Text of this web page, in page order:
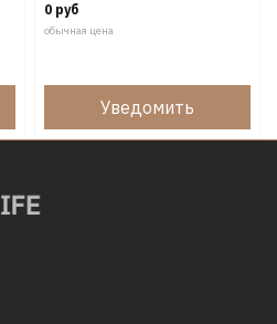
0 руб
обычная цена
Уведомить